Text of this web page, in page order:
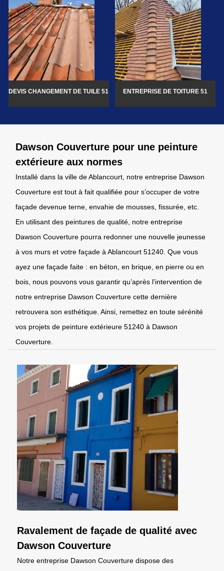
DEVIS CHANGEMENT DE TUILE 51 ENTREPRISE DE TOITURE 51
Dawson Couverture pour une peinture
extérieure aux normes
Installé dans la ville de Ablancourt, notre entreprise Dawson
Couverture est tout à fait qualifiée pour s’occuper de votre
façade devenue terne, envahie de mousses, fissurée, etc.
En utilisant des peintures de qualité, notre entreprise
Dawson Couverture pourra redonner une nouvelle jeunesse
à vos murs et votre façade à Ablancourt 51240. Que vous
ayez une façade faite : en béton, en brique, en pierre ou en
bois, nous pouvons vous garantir qu’après l’intervention de
notre entreprise Dawson Couverture cette dernière
retrouvera son esthétique. Ainsi, remettez en toute sérénité
vos projets de peinture extérieure 51240 à Dawson
Couverture.
Ravalement de façade de qualité avec
Dawson Couverture
Notre entreprise Dawson Couverture dispose des